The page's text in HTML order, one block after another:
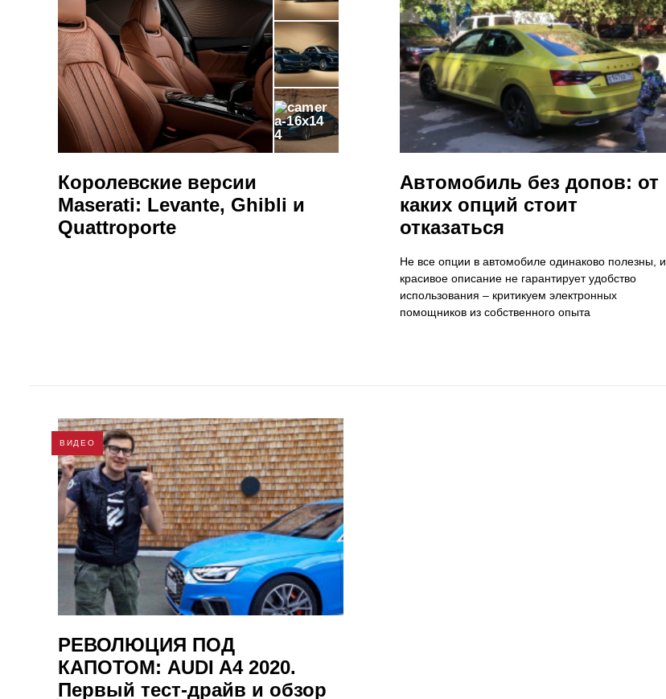
4
Королевские версии
Maserati: Levante, Ghibli и
Quattroporte
Автомобиль без допов: от
каких опций стоит
отказаться
Не все опции в автомобиле одинаково полезны, и
красивое описание не гарантирует удобство
использования – критикуем электронных
помощников из собственного опыта
ВИДЕО
РЕВОЛЮЦИЯ ПОД
КАПОТОМ: AUDI A4 2020.
Первый тест-драйв и обзор